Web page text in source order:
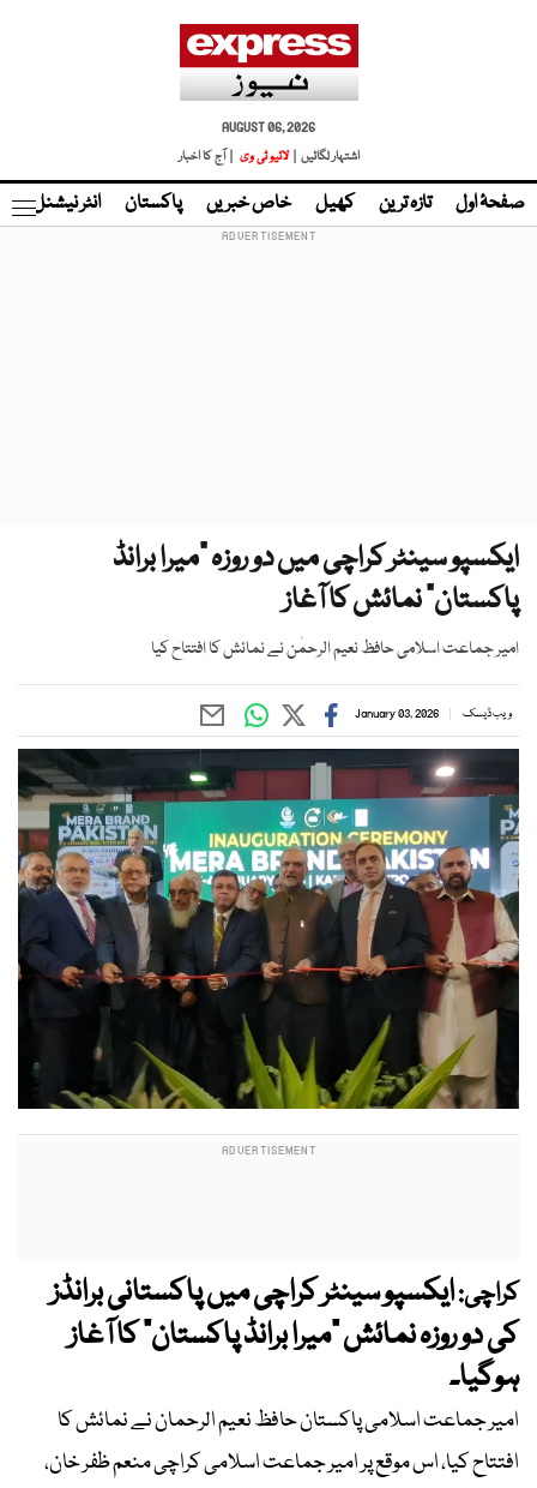
AUGUST 06, 2026
اشتہار لگائیں |
لائیو ٹی وی | آج کا اخبار
صفحۂ اول تازہ ترین کھیل خاص خبریں پاکستان انٹر نیشنل
ایکسپو سینٹر کراچی میں دو روزہ "میرا برانڈ
پاکستان" نمائش کا آغاز
امیر جماعت اسلامی حافظ نعیم الرحمٰن نے نمائش کا افتتاح کیا
ویب ڈیسک January 03, 2026
کراچی:ایکسپو سینٹر کراچی میں پاکستانی برانڈز
کی دو روزہ نمائش "میرا برانڈ پاکستان" کا آغاز
ہوگیا۔
امیر جماعت اسلامی پاکستان حافظ نعیم الرحمان نے نمائش کا
افتتاح کیا، اس موقع پر امیر جماعت اسلامی کراچی منعم ظفر خان،